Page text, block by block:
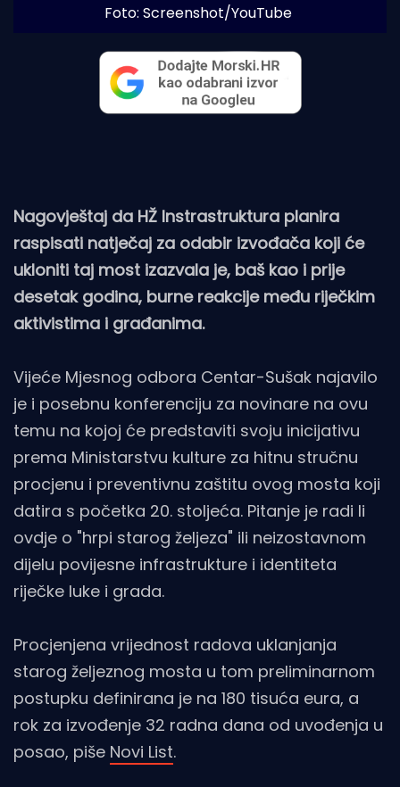
Foto: Screenshot/YouTube
Nagovještaj da HŽ Instrastruktura planira
raspisati natječaj za odabir izvođača koji će
ukloniti taj most izazvala je, baš kao i prije
desetak godina, burne reakcije među riječkim
aktivistima i građanima.
Vijeće Mjesnog odbora Centar-Sušak najavilo
je i posebnu konferenciju za novinare na ovu
temu na kojoj će predstaviti svoju inicijativu
prema Ministarstvu kulture za hitnu stručnu
procjenu i preventivnu zaštitu ovog mosta koji
datira s početka 20. stoljeća. Pitanje je radi li
ovdje o "hrpi starog željeza" ili neizostavnom
dijelu povijesne infrastrukture i identiteta
riječke luke i grada.
Procjenjena vrijednost radova uklanjanja
starog željeznog mosta u tom preliminarnom
postupku definirana je na 180 tisuća eura, a
rok za izvođenje 32 radna dana od uvođenja u
posao, piše Novi List.